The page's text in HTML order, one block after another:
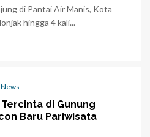
di Pantai Air Manis, Kota
hingga 4 kali...
News
di Gunung
Baru Pariwisata